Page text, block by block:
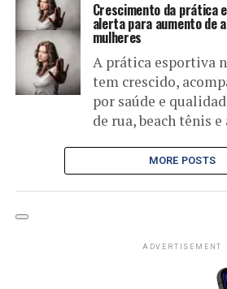
Crescimento da prática
alerta para aumento de
mulheres
A prática esportiva
tem crescido,
por saúde e
de rua, beach tênis e
MORE POSTS
ADVERTISEMENT